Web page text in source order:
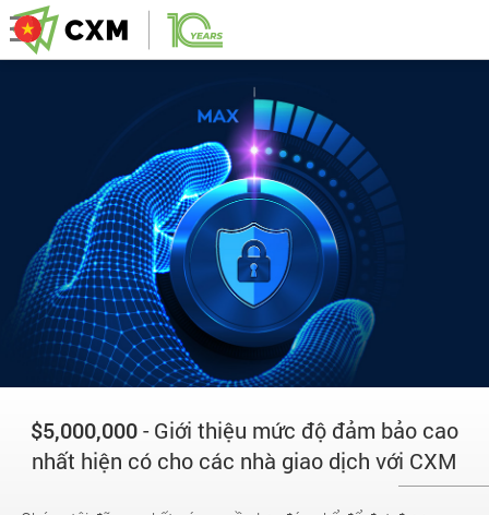
$5,000,000- Giới thiệu mức độ đảm bảo cao
nhất hiện có cho các nhà giao dịch với CXM